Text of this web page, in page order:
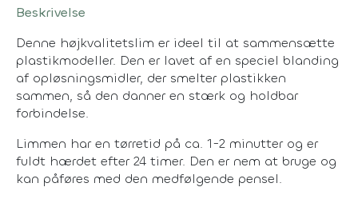
Beskrivelse
Denne højkvalitetslim er ideel til at sammensætte
plastikmodeller. Den er lavet af en speciel blanding
af opløsningsmidler, der smelter plastikken
sammen, så den danner en stærk og holdbar
forbindelse.
Limmen har en tørretid på ca. 1-2 minutter og er
fuldt hærdet efter 24 timer. Den er nem at bruge og
kan påføres med den medfølgende pensel.